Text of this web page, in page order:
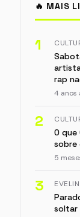
🔥 MAIS
1
rap
4 anos
2
O
sobre
5
3
soltar